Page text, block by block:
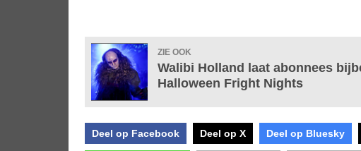
ZIE OOK
Walibi Holland laat abonnees
Halloween Fright Nights
Deel op Facebook Deel op X Deel op Bluesky